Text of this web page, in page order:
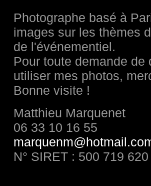
Photographe basé à
images sur les thèmes
de l'événementiel.
Pour toute demande
utiliser mes photos,
Bonne visite !
Matthieu Marquenet
06 33 10 16 55
N° SIRET : 500 719